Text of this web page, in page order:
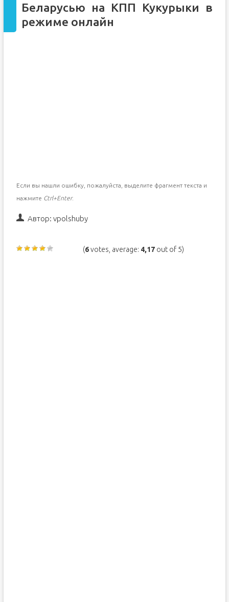
Беларусью на КПП Кукурыки в
режиме онлайн
Если вы нашли ошибку, пожалуйста, выделите фрагмент текста и
нажмите Ctrl+Enter.
Автор: vpolshuby
(6votes, average: 4,17 out of 5)